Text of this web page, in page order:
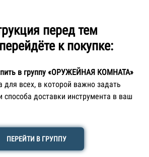
перед тем
к покупке:
в группу «ОРУЖЕЙНАЯ КОМНАТА»
для всех, в которой важно задать
способа доставки инструмента в ваш
ПЕРЕЙТИ В ГРУППУ